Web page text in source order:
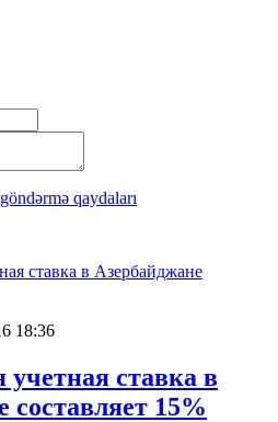
qaydaları
18:36
учетная ставка в
составляет 15%